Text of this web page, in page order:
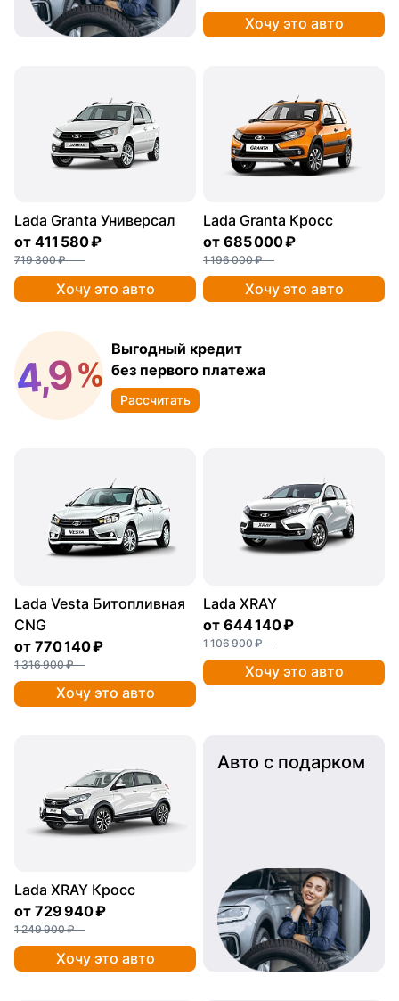
Хочу это авто
Lada Granta Универсал
от 411 580 ₽
719 300 ₽
Хочу это авто
4,9%
Выгодный кредит
без первого платежа
Рассчитать
Lada Granta Кросс
от 685 000 ₽
1 196 000 ₽
Хочу это авто
Lada Vesta Битопливная
CNG
от 770 140 ₽
1 316 900 ₽
Хочу это авто
Lada XRAY
от 644 140 ₽
1 106 900 ₽
Хочу это авто
Lada XRAY Кросс
от 729 940 ₽
1 249 900 ₽
Хочу это авто
Авто с подарком